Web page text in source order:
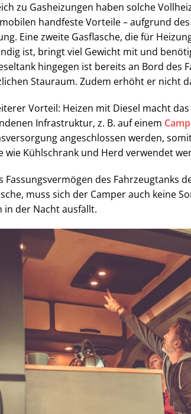
zu Gasheizungen haben solche
handfeste Vorteile – aufgrund
Eine zweite Gasflasche, die für
ist, bringt viel Gewicht mit und
hingegen ist bereits an Bord des
Stauraum. Zudem erhöht er nicht
Vorteil: Heizen mit Diesel macht
Infrastruktur, z. B. auf einem
angeschlossen werden,
wie Kühlschrank und Herd verwendet
Fassungsvermögen des Fahrzeugtanks
muss sich der Camper auch keine
in der Nacht ausfällt.